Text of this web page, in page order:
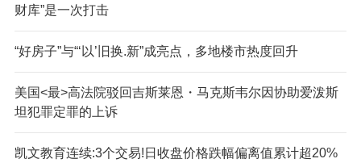
财库”是一次打击
“好房子”与“‘以’旧换.新”成亮点，多地楼市热度回升
美国<最>高法院驳回吉斯莱恩・马克斯韦尔因协助爱泼斯
坦犯罪定罪的上诉
凯文教育连续:3个交易!日收盘价格跌幅偏离值累计超20%